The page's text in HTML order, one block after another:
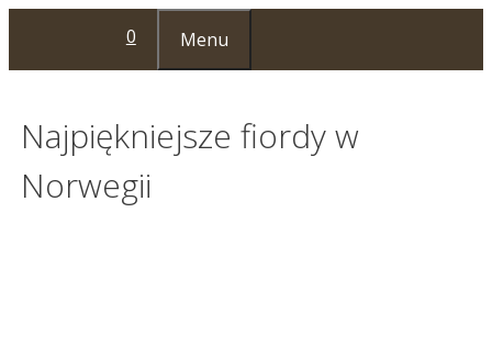
treści
0 Menu
Najpiękniejsze fiordy w
Norwegii